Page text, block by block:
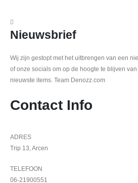
Nieuwsbrief
Wij zijn gestopt met het uitbrengen van een
of onze socials om op de hoogte te blijven
nieuwste items. Team Denozz.com
Contact Info
ADRES
Trip 13, Arcen
TELEFOON
06-21900551